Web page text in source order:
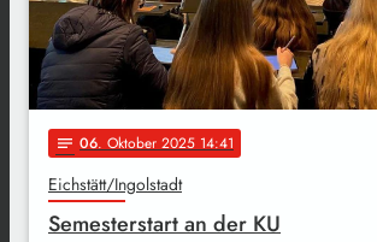
notes 06. Oktober 2025 14:41
Eichstätt/Ingolstadt
Semesterstart an der KU